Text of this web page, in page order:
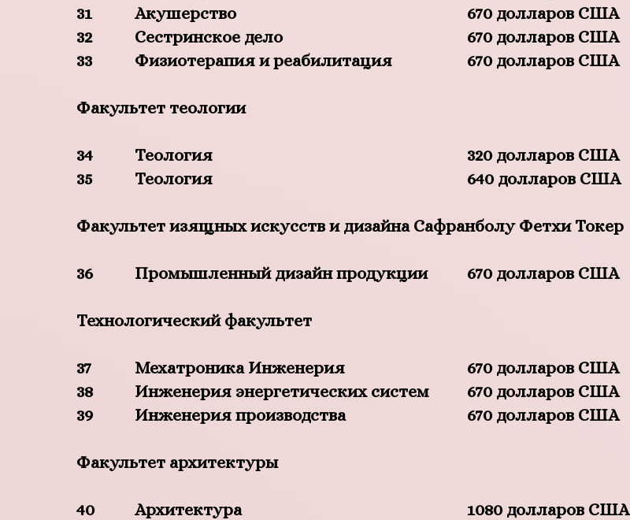
31
Акушерство 670 долларов США
32
Сестринское дело 670 долларов США
33
Физиотерапия и реабилитация 670 долларов США
Факультет теологии
34 Теология 320 долларов США
35
Теология 640 долларов США
Факультет изящных искусств и дизайна Сафранболу Фетхи Токер
36 Промышленный дизайн продукции 670 долларов США
Технологический факультет
37 Мехатроника Инженерия 670 долларов США
38
Инженерия энергетических систем 670 долларов США
39
Инженерия производства 670 долларов США
Факультет архитектуры
40 Архитектура 1080 долларов США